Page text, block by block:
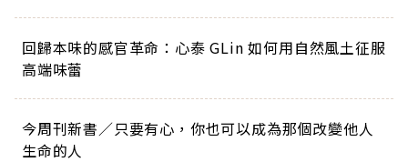
回歸本味的感官革命：心泰 GLin 如何用自然風土征服
高端味蕾
今周刊新書／只要有心，你也可以成為那個改變他人
生命的人